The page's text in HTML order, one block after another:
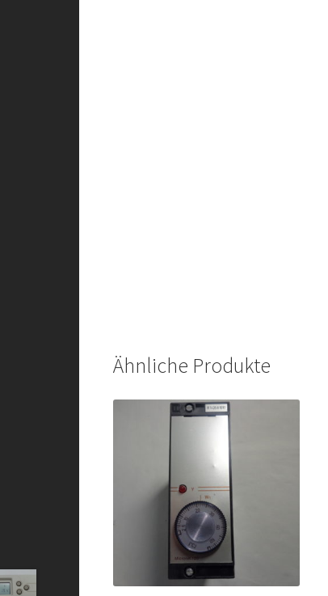
Ähnliche Produkte